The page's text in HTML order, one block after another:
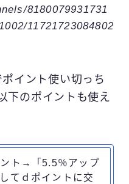
8180079931731
11721723084802
ポイント使い切っち
下のポイントも使え
ト→「5.5％アップ
てｄポイントに交